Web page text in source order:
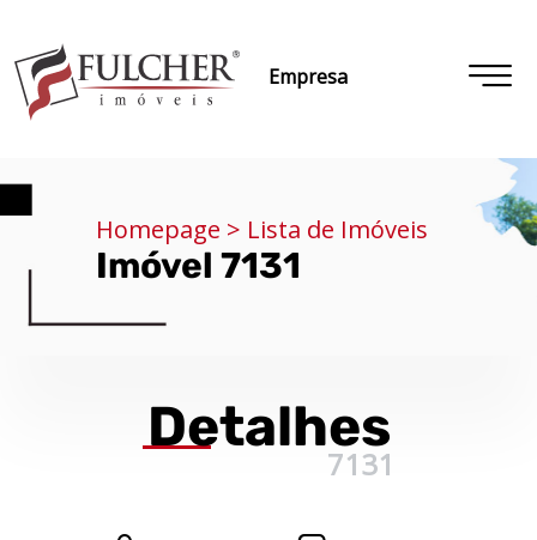
Empresa
Homepage > Lista de Imóveis
Imóvel 7131
Detalhes
7131